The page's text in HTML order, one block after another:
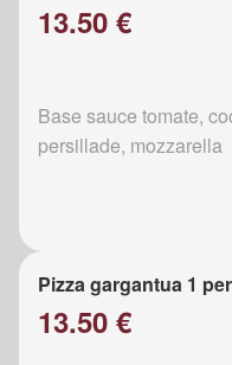
13.50 €
Base sauce tomate,
persillade, mozzarella
Pizza gargantua 1
13.50 €